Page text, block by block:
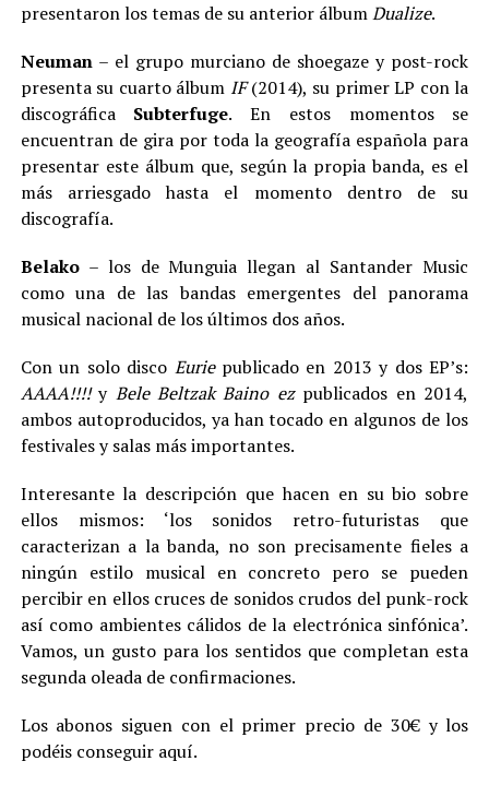
presentaron los temas de su anterior álbumDualize.
Neuman– el grupo murciano de shoegaze y post-rock
presenta su cuarto álbum IF(2014), su primer LP con la
discográfica Subterfuge. En estos momentos se
encuentran de gira por toda la geografía española para
presentar este álbum que, según la propia banda, es el
más arriesgado hasta el momento dentro de su
discografía.
Belako– los de Munguia llegan al Santander Music
como una de las bandas emergentes del panorama
musical nacional de los últimos dos años.
Con un solo disco Euriepublicado en 2013 y dos EP’s:
AAAA!!!!y Bele Beltzak Baino ezpublicados en 2014,
ambos autoproducidos, ya han tocado en algunos de los
festivales y salas más importantes.
Interesante la descripción que hacen en su bio sobre
ellos mismos: ‘los sonidos retro-futuristas que
caracterizan a la banda, no son precisamente fieles a
ningún estilo musical en concreto pero se pueden
percibir en ellos cruces de sonidos crudos del punk-rock
así como ambientes cálidos de la electrónica sinfónica’.
Vamos, un gusto para los sentidos que completan esta
segunda oleada de confirmaciones.
Los abonos siguen con el primer precio de 30€ y los
podéis conseguir aquí.